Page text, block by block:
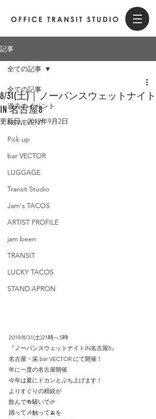
記事
全ての記事
過去のイベント
NEWEVENT
Pick up
bar VECTOR
LUGGAGE
Transit Studio
Jam's TACOS
ARTIST PROFILE
jam been
TRANSIT
LUCKY TACOS
STAND APRON
全ての記事
8/31(土)｜ノーパンスウェットナイト
IN 名古屋8
更新日：2019年9月2日
2019/8/31(土)21時～5時
『ノーパンスウェットナイトIN名古屋8』
名古屋・栄 bar VECTOR にて開催！
年に一度の名古屋開催
今年は夏にドカンとぶち上げます！
よりすぐりの精鋭が
飲んで🍻騒いで🎉
踊って🎶触って🍌を